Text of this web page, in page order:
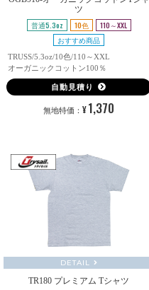
ツ
普通5.3oz 10色
110～XXL
おすすめ商品
TRUSS/5.3oz/10色/110～XXL
オーガニックコットン100％
自動見積り
無地特価：¥ 1,370
DETAIL
TR180 プレミアム Tシャツ